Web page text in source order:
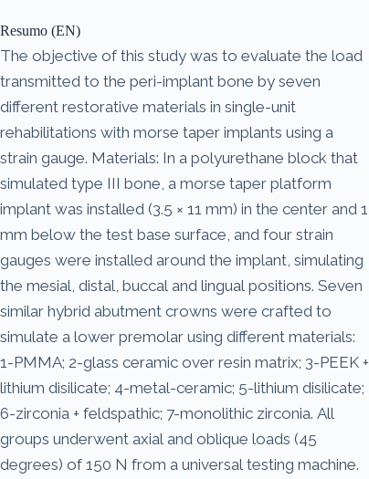
Resumo (EN)
The objective of this study was to evaluate the load
transmitted to the peri-implant bone by seven
different restorative materials in single-unit
rehabilitations with morse taper implants using a
strain gauge. Materials: In a polyurethane block that
simulated type III bone, a morse taper platform
implant was installed (3.5 × 11 mm) in the center and 1
mm below the test base surface, and four strain
gauges were installed around the implant, simulating
the mesial, distal, buccal and lingual positions. Seven
similar hybrid abutment crowns were crafted to
simulate a lower premolar using different materials:
1-PMMA; 2-glass ceramic over resin matrix; 3-PEEK +
lithium disilicate; 4-metal-ceramic; 5-lithium disilicate;
6-zirconia + feldspathic; 7-monolithic zirconia. All
groups underwent axial and oblique loads (45
degrees) of 150 N from a universal testing machine.